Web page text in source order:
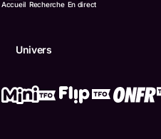
Accueil Recherche En direct
Univers
Boukili